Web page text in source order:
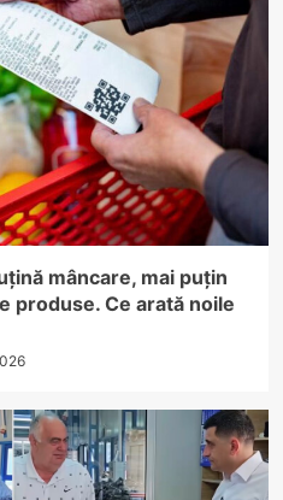
mâncare, mai puțin
produse. Ce arată noile